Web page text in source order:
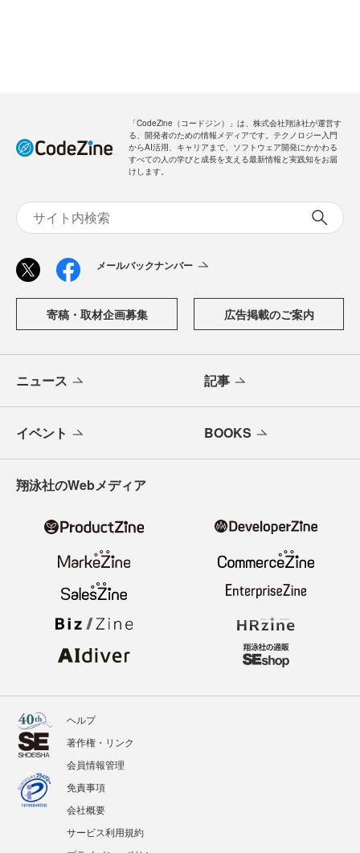
「CodeZine（コードジン）」は、株式会社翔泳社が運営す
る、開発者のための情報メディアです。テクノロジー入門
からAI活用、キャリアまで、ソフトウェア開発にかかわる
すべての人の学びと成長を支える最新情報と実践知をお届
けします。
メールバックナンバー
寄稿・取材企画募集 広告掲載のご案内
ニュース 記事
イベント BOOKS
翔泳社のWebメディア
ヘルプ
著作権・リンク
会員情報管理
免責事項
会社概要
サービス利用規約